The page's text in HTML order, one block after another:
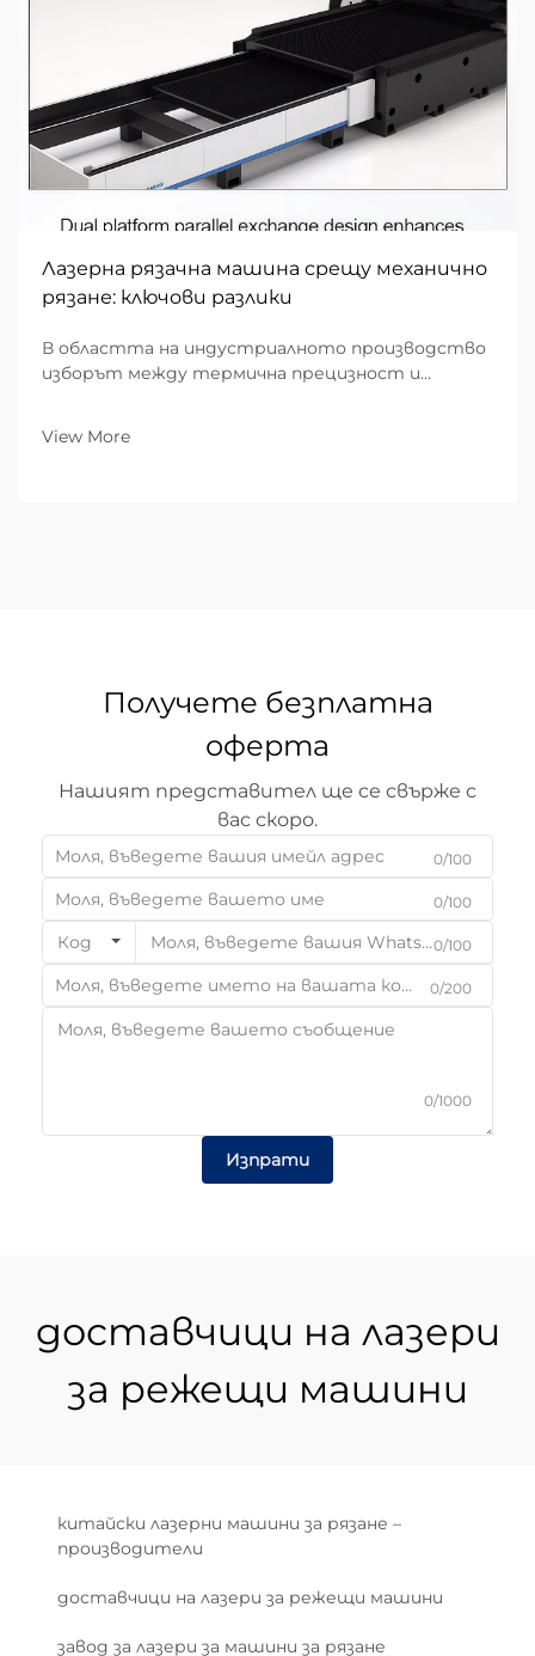
Лазерна рязачна машина срещу механично
рязане: ключови разлики
В областта на индустриалното производство
изборът между термична прецизност и
продължение на десетилетия механичното
View More
Получете безплатна
оферта
Нашият представител ще се свърже с
вас скоро.
0/100
0/100
Код 0/100
0/200
0/1000
Изпрати
доставчици на лазери
за режещи машини
китайски лазерни машини за рязане –
производители
доставчици на лазери за режещи машини
завод за лазери за машини за рязане